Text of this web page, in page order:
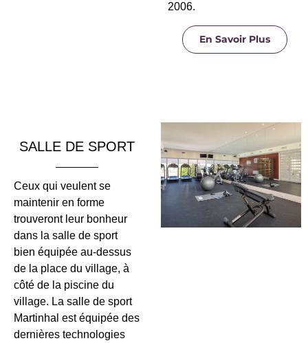
2006.
En Savoir Plus
SALLE DE SPORT
Ceux qui veulent se
maintenir en forme
trouveront leur bonheur
dans la salle de sport
bien équipée au-dessus
de la place du village, à
côté de la piscine du
village. La salle de sport
Martinhal est équipée des
dernières technologies